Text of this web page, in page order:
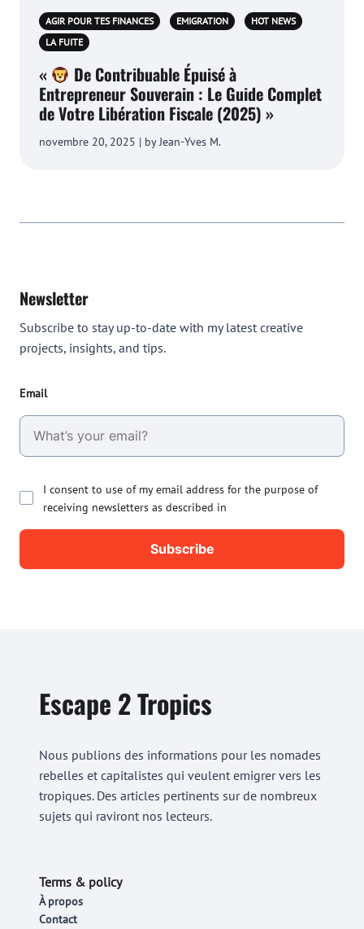
AGIR POUR TES FINANCES EMIGRATION
HOT NEWS
LA FUITE
«
De Contribuable Épuisé à
Entrepreneur Souverain : Le Guide Complet
de Votre Libération Fiscale (2025) »
novembre 20, 2025 | by Jean-Yves M.
Newsletter
Subscribe to stay up-to-date with my latest creative
projects, insights, and tips.
Email
I consent to use of my email address for the purpose of
receiving newsletters as described in
Escape 2 Tropics
Nous publions des informations pour les nomades
rebelles et capitalistes qui veulent emigrer vers les
tropiques. Des articles pertinents sur de nombreux
sujets qui raviront nos lecteurs.
Terms & policy
À propos
Contact